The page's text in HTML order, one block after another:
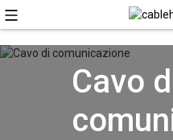
Cavo